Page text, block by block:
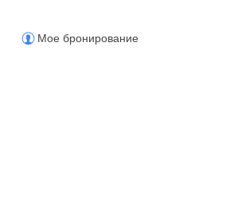
Мое бронирование